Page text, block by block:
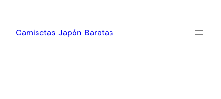
contenido
Camisetas Japón Baratas